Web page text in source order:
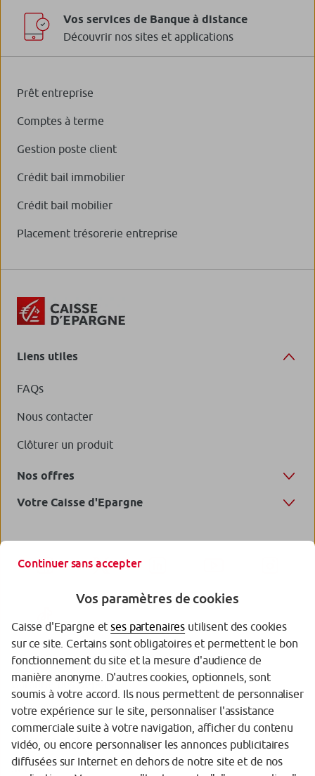
Vos services de Banque à distance
Découvrir nos sites et applications
Prêt entreprise
Comptes à terme
Gestion poste client
Crédit bail immobilier
Crédit bail mobilier
Placement trésorerie entreprise
Liens utiles
FAQs
Nous contacter
Clôturer un produit
Nos offres
Votre Caisse d'Epargne
Garantie des Dépôts
Protection des données personnelles
Politique cookies
Sécurité
Continuer sans accepter
Vos paramètres de cookies
Caisse d'Epargne etses partenaires utilisent des cookies
sur ce site. Certains sont obligatoires et permettent le bon
fonctionnement du site et la mesure d'audience de
manière anonyme. D'autres cookies, optionnels, sont
soumis à votre accord. Ils nous permettent de personnaliser
votre expérience sur le site, personnaliser l'assistance
commerciale suite à votre navigation, afficher du contenu
vidéo, ou encore personnaliser les annonces publicitaires
diffusées sur Internet en dehors de notre site et de nos